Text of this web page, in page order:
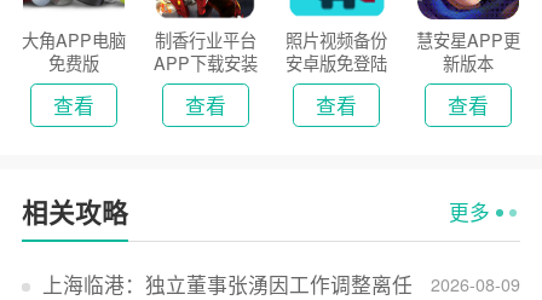
大角APP电脑
免费版
查看
制香行业平台
APP下载安装
2026
查看
照片视频备份
安卓版免登陆
版
查看
慧安星APP更
新版本
查看
相关攻略 更多
2026-08-09
上海临港：独立董事张湧因工作调整离任